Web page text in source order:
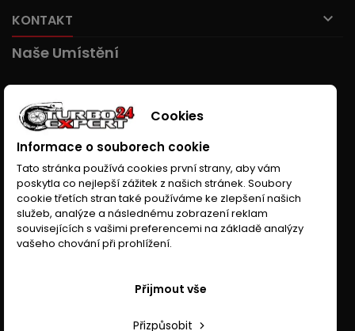
KONTAKT 
Naše Umístění
Cookies
Informace o souborech cookie
Tato stránka používá cookies první strany, aby vám
poskytla co nejlepší zážitek z našich stránek. Soubory
cookie třetích stran také používáme ke zlepšení našich
služeb, analýze a následnému zobrazení reklam
souvisejících s vašimi preferencemi na základě analýzy
vašeho chování při prohlížení.
Přizpůsobit
Přijmout vše